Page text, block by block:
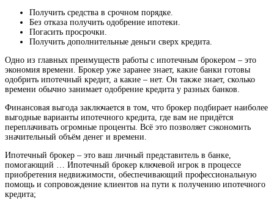
Получить средства в срочном порядке.
Без отказа получить одобрение ипотеки.
Погасить просрочки.
Получить дополнительные деньги сверх кредита.
Одно из главных преимуществ работы с ипотечным брокером – это
экономия времени. Брокер уже заранее знает, какие банки готовы
одобрить ипотечный кредит, а какие – нет. Он также знает, сколько
времени обычно занимает одобрение кредита у разных банков.
Финансовая выгода заключается в том, что брокер подбирает наиболее
выгодные варианты ипотечного кредита, где вам не придётся
переплачивать огромные проценты. Всё это позволяет сэкономить
значительный объём денег и времени.
Ипотечный брокер – это ваш личный представитель в банке,
помогающий … Ипотечный брокер ключевой игрок в процессе
приобретения недвижимости, обеспечивающий профессиональную
помощь и сопровождение клиентов на пути к получению ипотечного
кредита;